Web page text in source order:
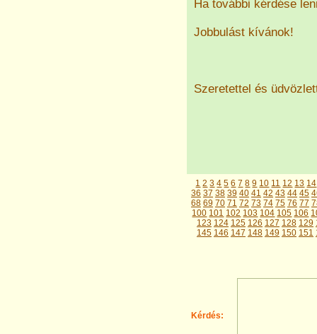
Ha további kérdése
Jobbulást kívánok!
Szeretettel és
1 2 3 4 5 6 7 8 9 10 11 12 13 14
36 37 38 39 40 41 42 43 44 45
68 69 70 71 72 73 74 75 76 77
100 101 102 103 104 105 106
123 124 125 126 127 128 129
145 146 147 148 149 150 151
Kérdés: